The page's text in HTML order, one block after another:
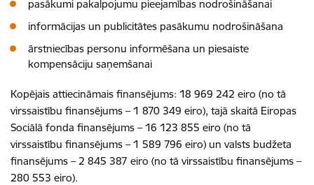
pasākumi pakalpojumu pieejamības nodrošināšanai
informācijas un publicitātes pasākumu nodrošināšana
ārstniecības personu informēšana un piesaiste
kompensāciju saņemšanai
Kopējais attiecināmais finansējums: 18 969 242 eiro (no tā
virssaistību finansējums – 1 870 349 eiro), tajā skaitā Eiropas
Sociālā fonda finansējums –16 123 855 eiro (no tā
virssaistību finansējums – 1 589 796 eiro) un valsts budžeta
finansējums –2 845 387 eiro (no tā virssaistību finansējums –
280 553 eiro).